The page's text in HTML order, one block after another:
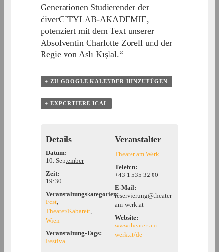
Generationen Studierender der
diverCITYLAB-AKADEMIE,
potenziert mit dem Text unserer
Absolventin Charlotte Zorell und der
Regie von Aslı Kışlal.“
+ ZU GOOGLE KALENDER HINZUFÜGEN
+ EXPORTIERE ICAL
Details
Datum:
10. September
Zeit:
19:30
Veranstaltungskategorien:
Fest,
Theater/Kabarett,
Wien
Veranstaltung-Tags:
Festival
Veranstalter
Theater am Werk
Telefon:
+43 1 535 32 00
E-Mail:
reservierung@theater-
am-werk.at
Website:
www.theater-am-
werk.at/de